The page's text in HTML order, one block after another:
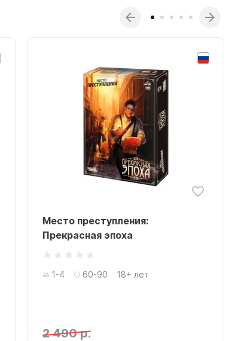
Место преступления:
Прекрасная эпоха
1-4 60-90 18+ лет
2 490 р.